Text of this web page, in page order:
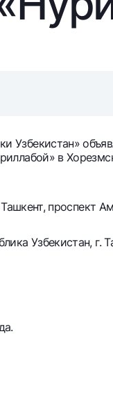
в
проспект
Узбекистан, г.